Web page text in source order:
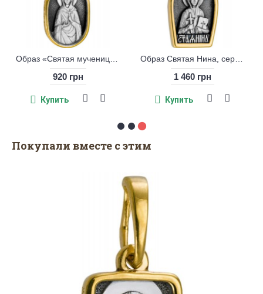
Образ «Святая мученица Галина»
920 грн
Купить
Образ Святая Нина, серебро 925° с позолотой
1 460 грн
Купить
Покупали вместе с этим